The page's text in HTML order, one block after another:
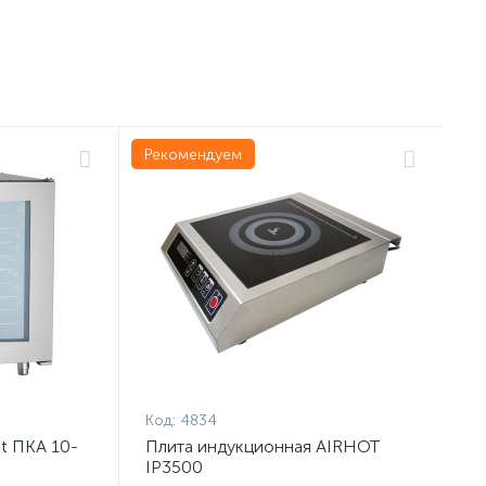
ПКА 10-
Рекомендуем
Код: 4834
Плита индукционная AIRHOT
IP3500